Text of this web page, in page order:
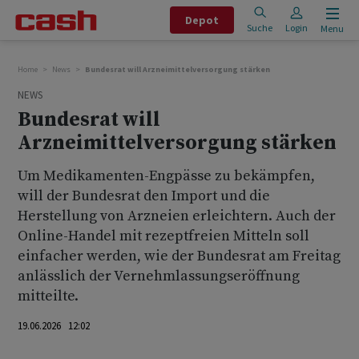
Depot
Suche Login Menu
Home News Bundesrat will Arzneimittelversorgung stärken
NEWS
Bundesrat will
Arzneimittelversorgung stärken
Um Medikamenten-Engpässe zu bekämpfen,
will der Bundesrat den Import und die
Herstellung von Arzneien erleichtern. Auch der
Online-Handel mit rezeptfreien Mitteln soll
einfacher werden, wie der Bundesrat am Freitag
anlässlich der Vernehmlassungseröffnung
mitteilte.
19.06.2026 12:02